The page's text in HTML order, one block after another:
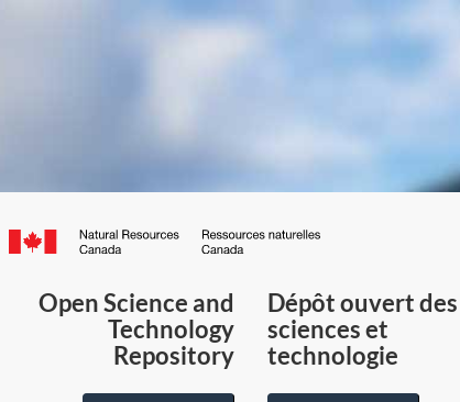
Canada.ca
du
Canada
Open Science and
Technology
Repository
Dépôt ouvert des
sciences et
technologie